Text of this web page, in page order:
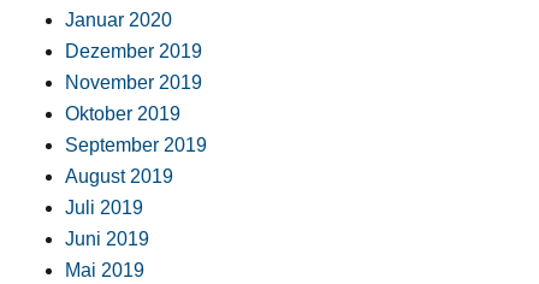
Januar 2020
Dezember 2019
November 2019
Oktober 2019
September 2019
August 2019
Juli 2019
Juni 2019
Mai 2019